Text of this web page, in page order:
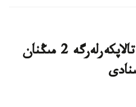
قازاقستاندىق ج و و- لار تالاپكەرلەرگە 2 مىڭنان